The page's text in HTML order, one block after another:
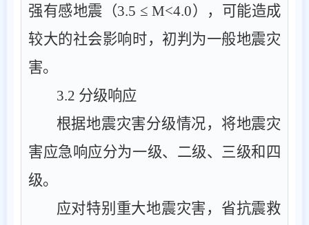
强有感地震（3.5 ≤ M<4.0），可能造成
较大的社会影响时，初判为一般地震灾
害。
3.2 分级响应
根据地震灾害分级情况，将地震灾
害应急响应分为一级、二级、三级和四
级。
应对特别重大地震灾害， 省抗震救